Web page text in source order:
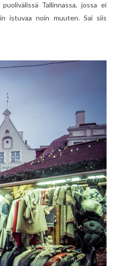
Tallinnassa, jossa ei
istuvaa noin muuten. Sai siis